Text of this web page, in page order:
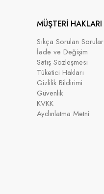
MÜŞTERİ HAKLARI
Sıkça Sorulan Sorular
İade ve Değişim
Satış Sözleşmesi
Tüketici Hakları
Gizlilik Bildirimi
Güvenlik
KVKK
Aydınlatma Metni